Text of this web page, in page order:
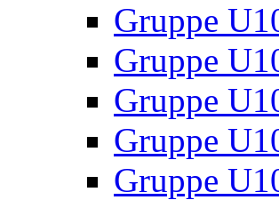
Gruppe
Gruppe
Gruppe
Gruppe
Gruppe